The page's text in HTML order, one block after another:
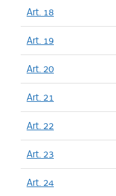
Art. 18
Art. 19
Art. 20
Art. 21
Art. 22
Art. 23
Art. 24